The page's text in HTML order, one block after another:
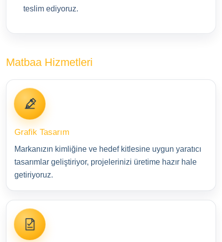
teslim ediyoruz.
Matbaa Hizmetleri
Grafik Tasarım
Markanızın kimliğine ve hedef kitlesine uygun yaratıcı
tasarımlar geliştiriyor, projelerinizi üretime hazır hale
getiriyoruz.